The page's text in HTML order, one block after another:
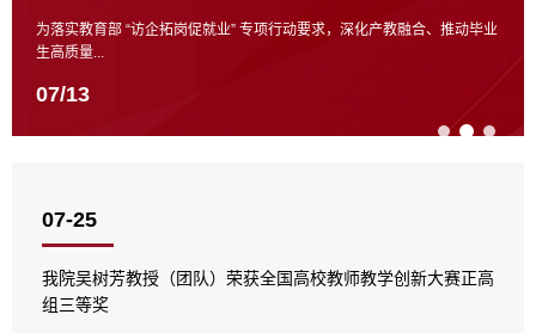
为落实教育部 “访企拓岗促就业” 专项行动要求，深化产教融合、推动毕业
生高质量...
07/13
07-25
我院吴树芳教授（团队）荣获全国高校教师教学创新大赛正高
组三等奖